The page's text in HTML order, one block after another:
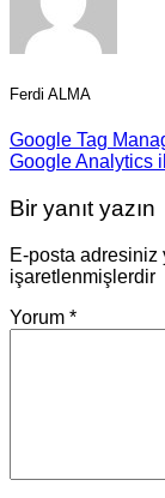
Ferdi ALMA
Google Tag
Google Analytics
Bir yanıt yazın
E-posta adresiniz
işaretlenmişlerdir
Yorum *